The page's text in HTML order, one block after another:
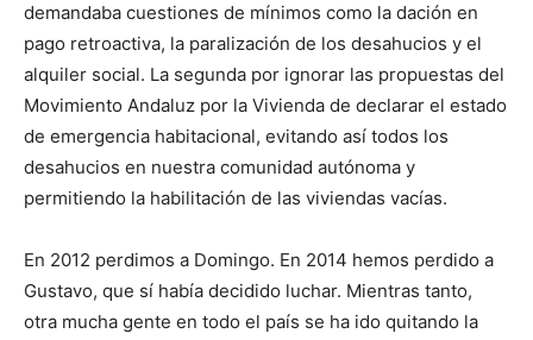
demandaba cuestiones de mínimos como la dación en
pago retroactiva, la paralización de los desahucios y el
alquiler social. La segunda por ignorar las propuestas del
Movimiento Andaluz por la Vivienda de declarar el estado
de emergencia habitacional, evitando así todos los
desahucios en nuestra comunidad autónoma y
permitiendo la habilitación de las viviendas vacías.
En 2012 perdimos a Domingo. En 2014 hemos perdido a
Gustavo, que sí había decidido luchar. Mientras tanto,
otra mucha gente en todo el país se ha ido quitando la